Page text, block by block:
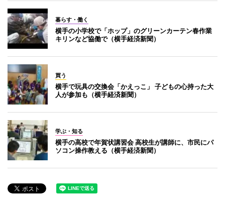
暮らす・働く
横手の小学校で「ホップ」のグリーンカーテン春作業
キリンなど協働で（横手経済新聞）
買う
横手で玩具の交換会「かえっこ」 子どもの心持った大
人が参加も（横手経済新聞）
学ぶ・知る
横手の高校で年賀状講習会 高校生が講師に、市民にパ
ソコン操作教える（横手経済新聞）